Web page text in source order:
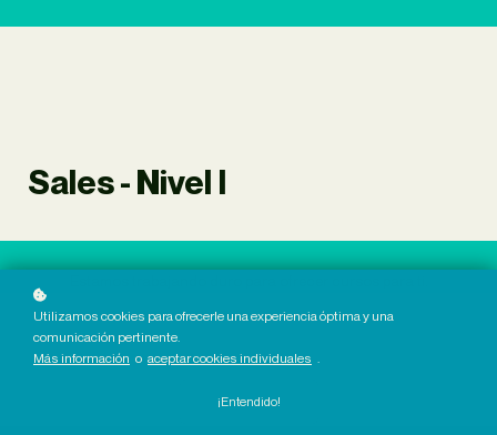
Sales - Nivel I
Utilizamos cookies para ofrecerle una experiencia óptima y una
comunicación pertinente.
Más información o aceptar cookies individuales .
¡Entendido!